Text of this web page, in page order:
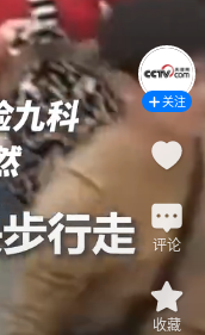
关注
评论
收藏